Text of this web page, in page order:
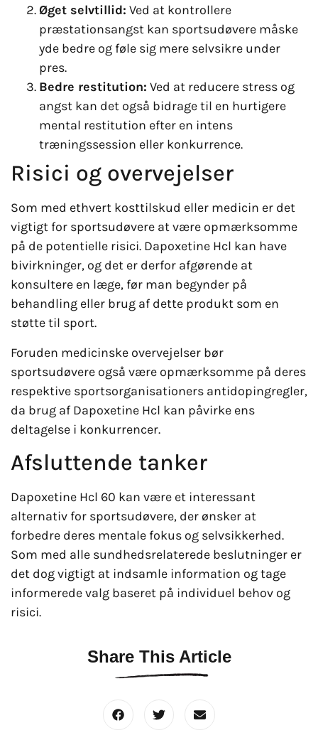
Øget selvtillid: Ved at kontrollere
præstationsangst kan sportsudøvere måske
yde bedre og føle sig mere selvsikre under
pres.
Bedre restitution: Ved at reducere stress og
angst kan det også bidrage til en hurtigere
mental restitution efter en intens
træningssession eller konkurrence.
Risici og overvejelser
Som med ethvert kosttilskud eller medicin er det
vigtigt for sportsudøvere at være opmærksomme
på de potentielle risici. Dapoxetine Hcl kan have
bivirkninger, og det er derfor afgørende at
konsultere en læge, før man begynder på
behandling eller brug af dette produkt som en
støtte til sport.
Foruden medicinske overvejelser bør
sportsudøvere også være opmærksomme på deres
respektive sportsorganisationers antidopingregler,
da brug af Dapoxetine Hcl kan påvirke ens
deltagelse i konkurrencer.
Afsluttende tanker
Dapoxetine Hcl 60 kan være et interessant
alternativ for sportsudøvere, der ønsker at
forbedre deres mentale fokus og selvsikkerhed.
Som med alle sundhedsrelaterede beslutninger er
det dog vigtigt at indsamle information og tage
informerede valg baseret på individuel behov og
risici.
Share This Article